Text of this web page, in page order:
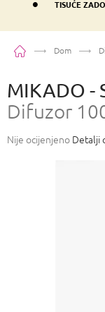
TISUĆE
PočetnaDom
MIKADO -
Difuzor
Prosječna
Nije ocijenjeno Detalji